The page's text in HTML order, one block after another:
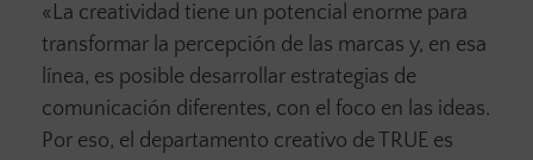
«La creatividad tiene un potencial enorme para
transformar la percepción de las marcas y, en esa
línea, es posible desarrollar estrategias de
comunicación diferentes, con el foco en las ideas.
Por eso, el departamento creativo de TRUE es